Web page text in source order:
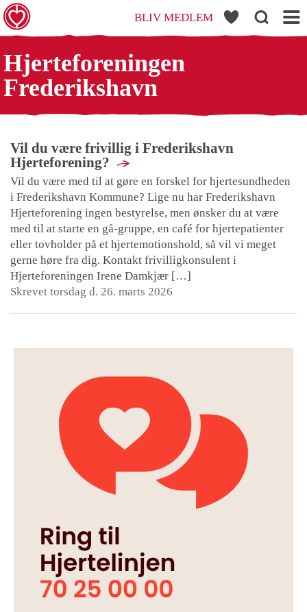
BLIV MEDLEM
Hjerteforeningen
Frederikshavn
Vil du være frivillig i Frederikshavn
Hjerteforening?
Vil du være med til at gøre en forskel for hjertesundheden
i Frederikshavn Kommune? Lige nu har Frederikshavn
Hjerteforening ingen bestyrelse, men ønsker du at være
med til at starte en gå-gruppe, en café for hjertepatienter
eller tovholder på et hjertemotionshold, så vil vi meget
gerne høre fra dig. Kontakt frivilligkonsulent i
Hjerteforeningen Irene Damkjær […]
Skrevet torsdag d. 26. marts 2026